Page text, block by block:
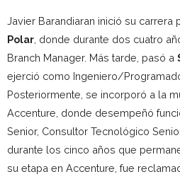
Javier Barandiaran inició su carrera
Polar , donde durante dos cuatro
Branch Manager. Más tarde, pasó a
ejerció como Ingeniero/
Posteriormente, se incorporó a la
Accenture, donde desempeñó
Senior, Consultor Tecnológico
durante los cinco años que
su etapa en Accenture, fue